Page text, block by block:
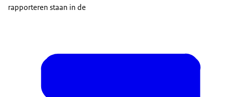
rapporteren staan in de